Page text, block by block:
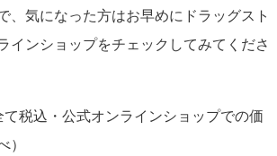
、気になった方はお早めにドラッグスト
インショップをチェックしてみてくださ
税込・公式オンラインショップでの価